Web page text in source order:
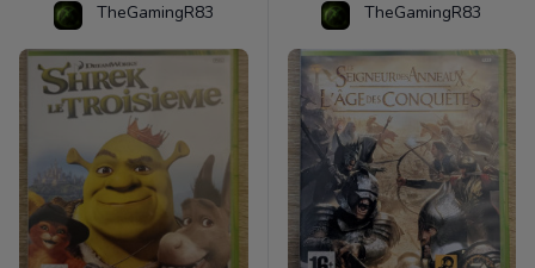
TheGamingR83 TheGamingR83